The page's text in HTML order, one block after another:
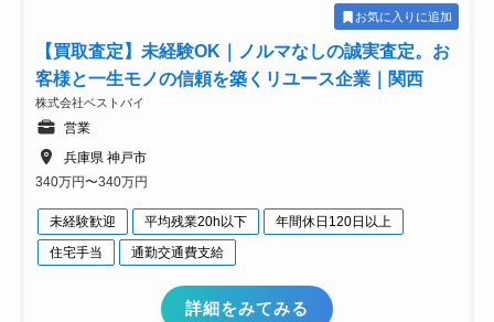
お気に入りに追加
【買取査定】未経験OK｜ノルマなしの誠実査定。お
客様と一生モノの信頼を築くリユース企業｜関西
株式会社ベストバイ
営業
兵庫県 神戸市
340万円〜340万円
未経験歓迎 平均残業20h以下
年間休日120日以上
住宅手当
通勤交通費支給
詳細をみてみる